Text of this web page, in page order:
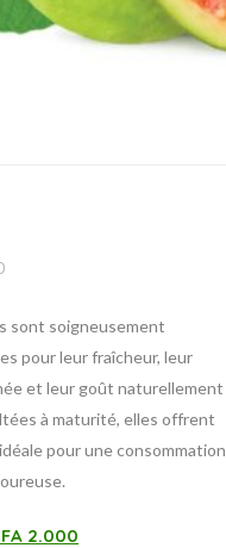
sont soigneusement
pour leur fraîcheur, leur
et leur goût naturellement
à maturité, elles offrent
pour une consommation
2.000